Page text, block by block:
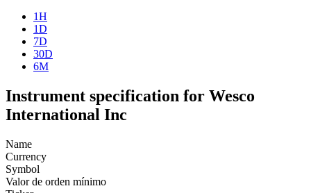
1H
1D
7D
30D
6M
Instrument specification for Wesco
International Inc
Name
Currency
Symbol
Valor de orden mínimo